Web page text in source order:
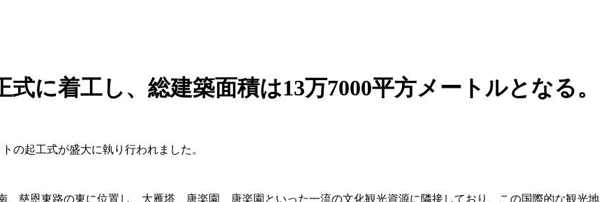
に着工し、総建築面積は13万7000平方メートルとなる。
の起工式が盛大に執り行われました。
慈恩東路の東に位置し、大雁塔、唐楽園、唐楽園といった一流の文化観光資源に隣接しており、この国際的な観光地